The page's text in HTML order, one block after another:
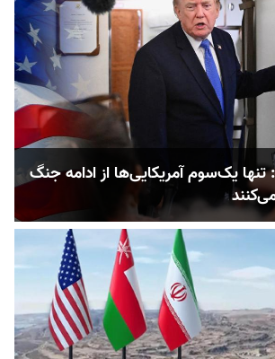
یک‌سوم آمریکایی‌ها از ادامه جنگ